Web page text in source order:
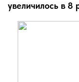
увеличилось в 8